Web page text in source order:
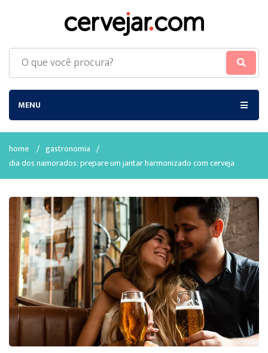
MENU
home / gastronomia /
dia dos namorados: prepare um jantar harmonizado com cerveja